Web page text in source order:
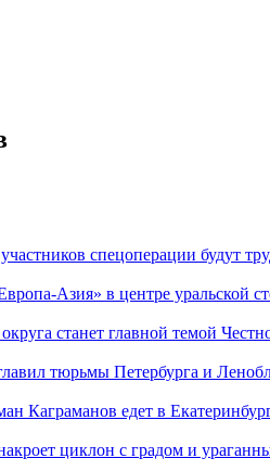
спецоперации будут
Азия» в центре уральской
станет главной темой
тюрьмы Петербурга и
Каграманов едет в
циклон с градом и